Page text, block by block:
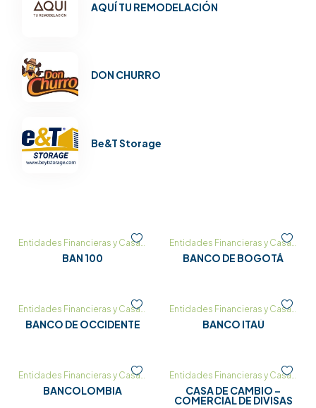
AQUÍ TU REMODELACIÓN
DON CHURRO
Be&T Storage
Entidades Financieras y Casas de Cambio ,Horario Bancos
BAN 100
Entidades Financieras y Casas de Cambio
BANCO DE BOGOTÁ
Entidades Financieras y Casas de Cambio ,Horario Bancos
BANCO DE OCCIDENTE
Entidades Financieras y Casas de Cambio
BANCO ITAÚ
Entidades Financieras y Casas de Cambio ,Horario Bancos
BANCOLOMBIA
Entidades Financieras y Casas de Cambio
CASA DE CAMBIO –
COMERCIAL DE DIVISAS